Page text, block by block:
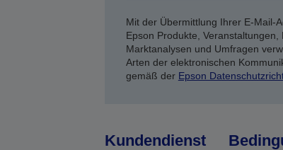
Mit der Übermittlung Ihrer E-Mail-
Epson Produkte,
Marktanalysen und Umfragen
Arten der elektronischen
gemäß der Epson
Kundendienst